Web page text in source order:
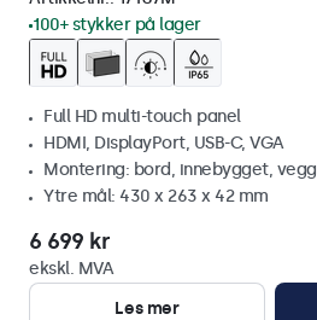
100+ stykker på lager
Full HD multi-touch panel
HDMI, DisplayPort, USB-C, VGA
Montering: bord, innebygget, vegg
Ytre mål: 430 x 263 x 42 mm
6 699 kr
ekskl. MVA
Les mer